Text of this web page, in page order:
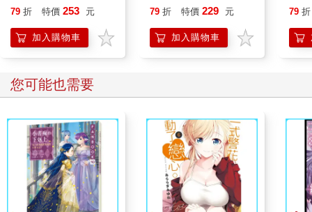
79 折 特價 253 元
加入購物車
79 折 特價 229 元
加入購物車
就
79 折
您可能也需要